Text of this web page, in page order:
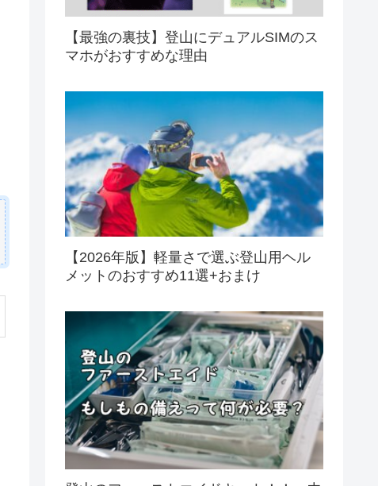
【最強の裏技】登山にデュアルSIMのス
マホがおすすめな理由
【2026年版】軽量さで選ぶ登山用ヘル
メットのおすすめ11選+おまけ